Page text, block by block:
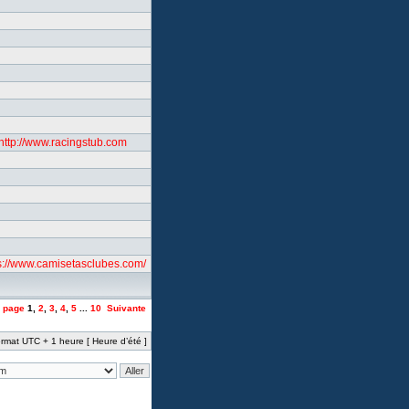
http://www.racingstub.com
www.camisetasclubes.com/
page 1 2 3 4 5 10 Suivante
UTC + 1 heure [ Heure d’été ]